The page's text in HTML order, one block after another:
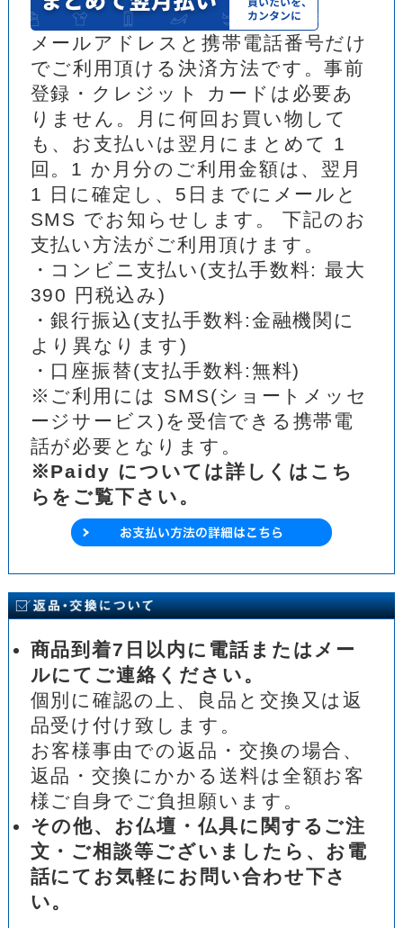
メールアドレスと携帯電話番号だけ
でご利用頂ける決済方法です。事前
登録・クレジット カードは必要あ
りません。月に何回お買い物して
も、お支払いは翌月にまとめて 1
回。1 か月分のご利用金額は、翌月
1 日に確定し、5日までにメールと
SMS でお知らせします。 下記のお
支払い方法がご利用頂けます。
・コンビニ支払い(支払手数料: 最大
390 円税込み)
・銀行振込(支払手数料:金融機関に
より異なります)
・口座振替(支払手数料:無料)
※ご利用には SMS(ショートメッセ
ージサービス)を受信できる携帯電
話が必要となります。
※Paidy については詳しくはこち
らをご覧下さい。
商品到着7日以内に電話またはメー
ルにてご連絡ください。
個別に確認の上、良品と交換又は返
品受け付け致します。
お客様事由での返品・交換の場合、
返品・交換にかかる送料は全額お客
様ご自身でご負担願います。
その他、お仏壇・仏具に関するご注
文・ご相談等ございましたら、お電
話にてお気軽にお問い合わせ下さ
い。